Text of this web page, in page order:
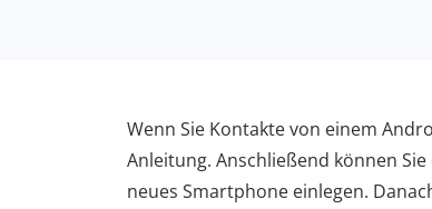
Wenn Sie Kontakte von einem
Anleitung. Anschließend können
neues Smartphone einlegen.